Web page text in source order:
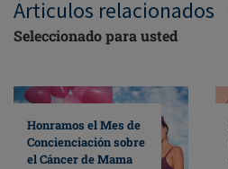
Articulos relacionados
Seleccionado para usted
Honramos el Mes de
Concienciación sobre
el Cáncer de Mama